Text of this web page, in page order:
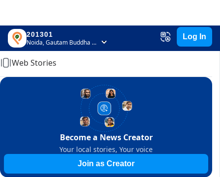
201301
Noida, Gautam Buddha Nagar, Uttar Pradesh
Log In
Home
Web Stories
Become a News Creator
Your local stories, Your voice
Join as Creator